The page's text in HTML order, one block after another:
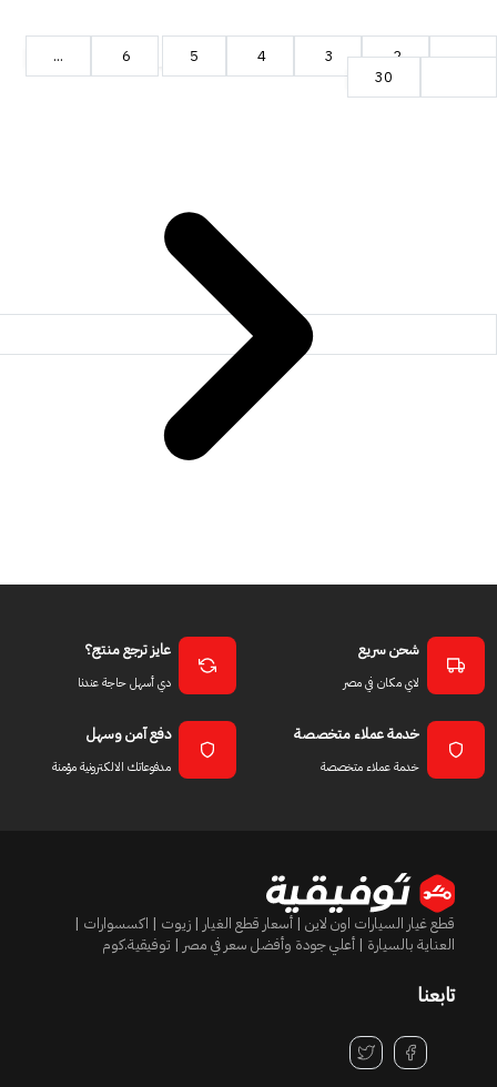
1
2
3
4
5
6
...
30
شحن سريع
لاي مكان في مصر
عايز ترجع منتج؟
دي أسهل حاجة عندنا
خدمة عملاء متخصصة
خدمة عملاء متخصصة
دفع آمن وسهل
مدفوعاتك الالكترونية مؤمنة
قطع غيار السيارات اون لاين | أسعار قطع الغيار | زيوت | اكسسوارات |
العناية بالسيارة | أعلي جودة وأفضل سعر في مصر | توفيقية.كوم
تابعنا